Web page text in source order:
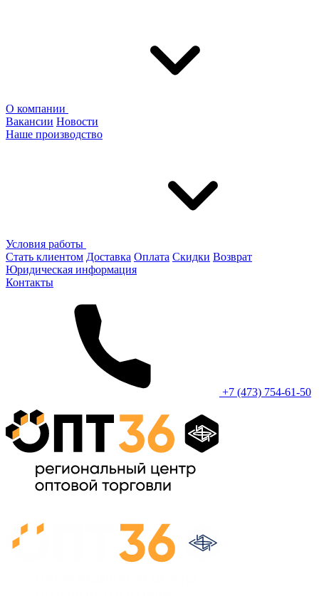
О компании
Вакансии Новости
Наше производство
Условия работы
Стать клиентом Доставка Оплата Скидки Возврат
Юридическая информация
Контакты
+7 (473) 754-61-50